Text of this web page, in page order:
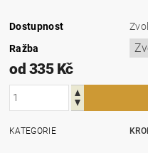
Dostupnost
Ražba
od 335 Kč
KATEGORIE